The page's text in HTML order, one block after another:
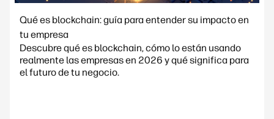
Qué es blockchain: guía para entender su impacto en
tu empresa
Descubre qué es blockchain, cómo lo están usando
realmente las empresas en 2026 y qué significa para
el futuro de tu negocio.